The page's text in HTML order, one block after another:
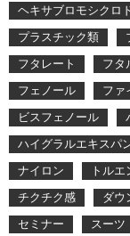
ヘキサブロモシクロ
プラスチック類
フタレート
フタ
フェノール
ファ
ビスフェノール
ハイグラルエキスパ
ナイロン
トルエ
チクチク感
ダウ
セミナー
スーツ